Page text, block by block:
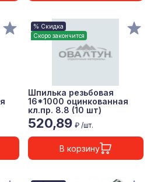
% Скидка
Скоро закончится
Шпилька резьбовая
16*1000 оцинкованная
кл.пр. 8.8 (10 шт)
520,89 ₽ /шт.
В корзину